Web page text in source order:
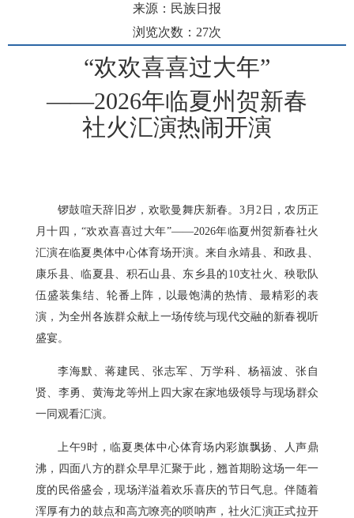
来源：民族日报
浏览次数： 27次
发布时间： 2026-03-03 09:22
“欢欢喜喜过大年”
——2026年临夏州贺新春
社火汇演热闹开演
锣鼓喧天辞旧岁，欢歌曼舞庆新春。3月2日，农历正
月十四，“欢欢喜喜过大年”——2026年临夏州贺新春社火
汇演在临夏奥体中心体育场开演。来自永靖县、和政县、
康乐县、临夏县、积石山县、东乡县的10支社火、秧歌队
伍盛装集结、轮番上阵，以最饱满的热情、最精彩的表
演，为全州各族群众献上一场传统与现代交融的新春视听
盛宴。
李海默、蒋建民、张志军、万学科、杨福波、张自
贤、李勇、黄海龙等州上四大家在家地级领导与现场群众
一同观看汇演。
上午9时，临夏奥体中心体育场内彩旗飘扬、人声鼎
沸，四面八方的群众早早汇聚于此，翘首期盼这场一年一
度的民俗盛会，现场洋溢着欢乐喜庆的节日气息。伴随着
浑厚有力的鼓点和高亢嘹亮的唢呐声，社火汇演正式拉开